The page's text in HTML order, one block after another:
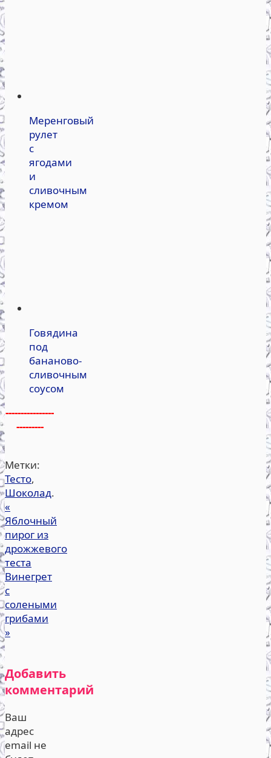
Меренговый
рулет
с
ягодами
и
сливочным
кремом
Говядина
под
бананово-
сливочным
соусом
----------------
---------
Метки:
Тесто,
Шоколад.
«
Яблочный
пирог из
дрожжевого
теста
Винегрет
с
солеными
грибами
»
Добавить
комментарий
Ваш
адрес
email не